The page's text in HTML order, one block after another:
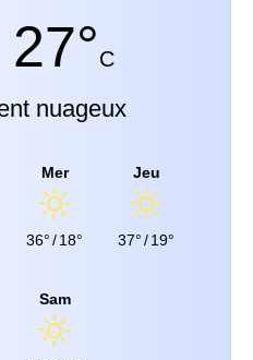
27°C
nuageux
Mer
36°/18°
Jeu
37°/19°
Sam